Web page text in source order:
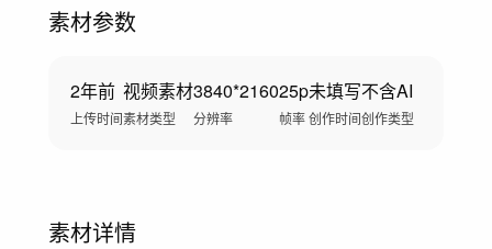
素材参数
2年前
上传时间
视频素材
素材类型
3840*2160
分辨率
25p
帧率
未填写
创作时间
不含AI
创作类型
素材详情